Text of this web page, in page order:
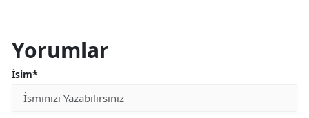
Yorumlar
İsim*